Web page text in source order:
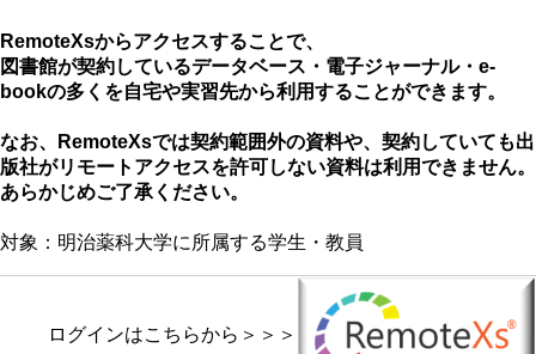
RemoteXsからアクセスすることで、
図書館が契約しているデータベース・電子ジャーナル・e-
bookの多くを自宅や実習先から利用することができます。
なお、RemoteXsでは契約範囲外の資料や、契約していても出
版社がリモートアクセスを許可しない資料は利用できません。
あらかじめご了承ください。
対象：明治薬科大学に所属する学生・教員
ログインはこちらから＞＞＞